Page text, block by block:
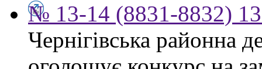
№ 13-14 (8831-8832)
Чернігівська районна